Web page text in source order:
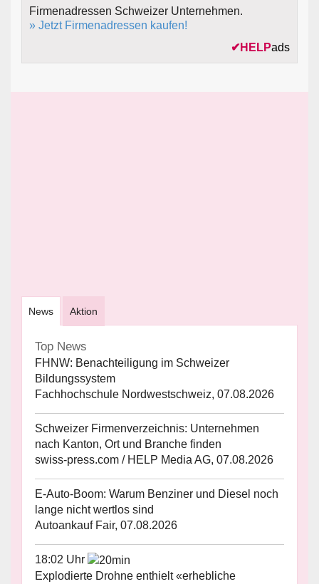
Firmenadressen Schweizer Unternehmen.
» Jetzt Firmenadressen kaufen!
✔ HELPads
News Aktion
Top News
FHNW: Benachteiligung im Schweizer
Bildungssystem
Fachhochschule Nordwestschweiz, 07.08.2026
Schweizer Firmenverzeichnis: Unternehmen
nach Kanton, Ort und Branche finden
swiss-press.com / HELP Media AG, 07.08.2026
E-Auto-Boom: Warum Benziner und Diesel noch
lange nicht wertlos sind
Autoankauf Fair, 07.08.2026
18:02 Uhr
Explodierte Drohne enthielt «erhebliche